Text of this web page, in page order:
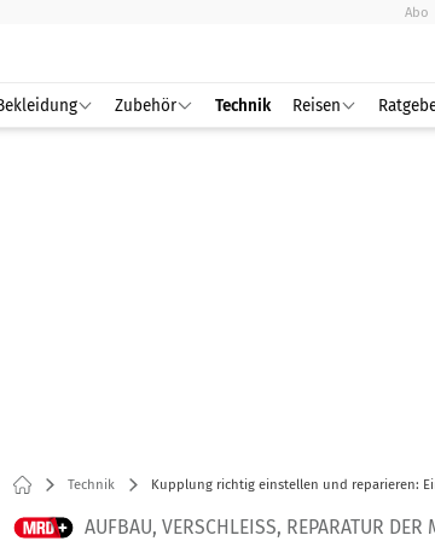
Abo
Zubehör Technik Reisen
Technik Kupplung richtig einstellen und reparieren:
AUFBAU, VERSCHLEISS, REPARATUR DER